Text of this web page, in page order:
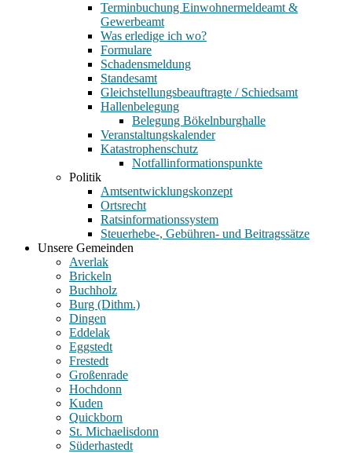
Terminbuchung Einwohnermeldeamt &
Gewerbeamt
Was erledige ich wo?
Formulare
Schadensmeldung
Standesamt
Gleichstellungsbeauftragte / Schiedsamt
Hallenbelegung
Belegung Bökelnburghalle
Veranstaltungskalender
Katastrophenschutz
Notfallinformationspunkte
Politik
Amtsentwicklungskonzept
Ortsrecht
Ratsinformationssystem
Steuerhebe-, Gebühren- und Beitragssätze
Unsere Gemeinden
Averlak
Brickeln
Buchholz
Burg (Dithm.)
Dingen
Eddelak
Eggstedt
Frestedt
Großenrade
Hochdonn
Kuden
Quickborn
St. Michaelisdonn
Süderhastedt